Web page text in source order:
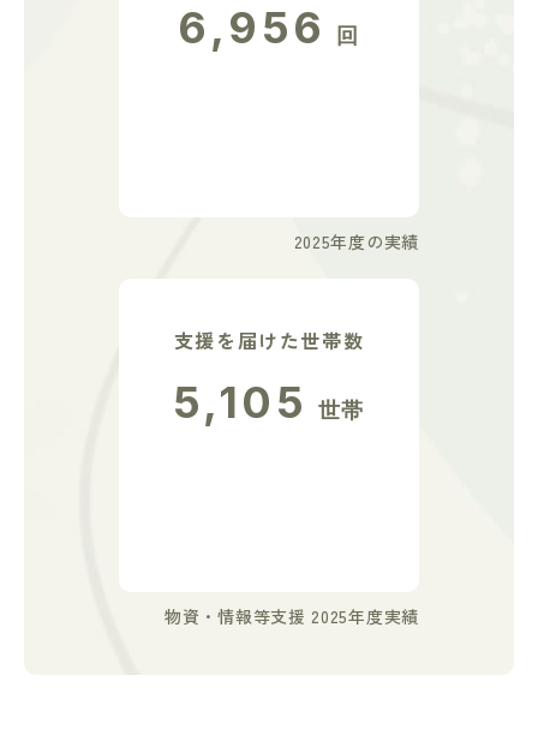
6,956 回
2025年度の実績
支援を届けた世帯数
5,105 世帯
物資・情報等支援 2025年度実績